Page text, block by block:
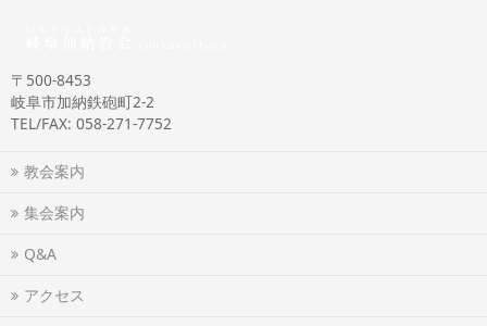
〒500-8453
岐阜市加納鉄砲町2-2
TEL/FAX: 058-271-7752
教会案内
集会案内
Q&A
アクセス